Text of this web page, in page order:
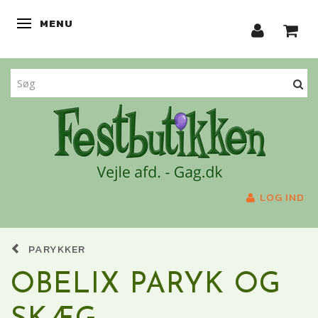
SKIFTE NAVIGATION
MENU
LOG IND
PARYKKER
OBELIX PARYK OG